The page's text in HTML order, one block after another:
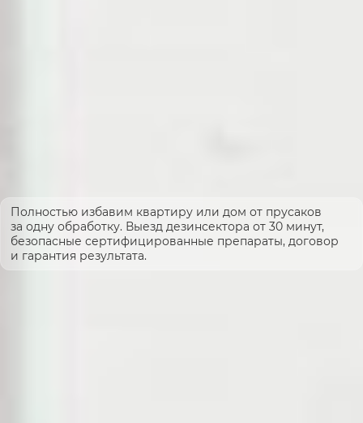
Полностью избавим квартиру или дом от прусаков
за одну обработку. Выезд дезинсектора от 30 минут,
безопасные сертифицированные препараты, договор
и гарантия результата.